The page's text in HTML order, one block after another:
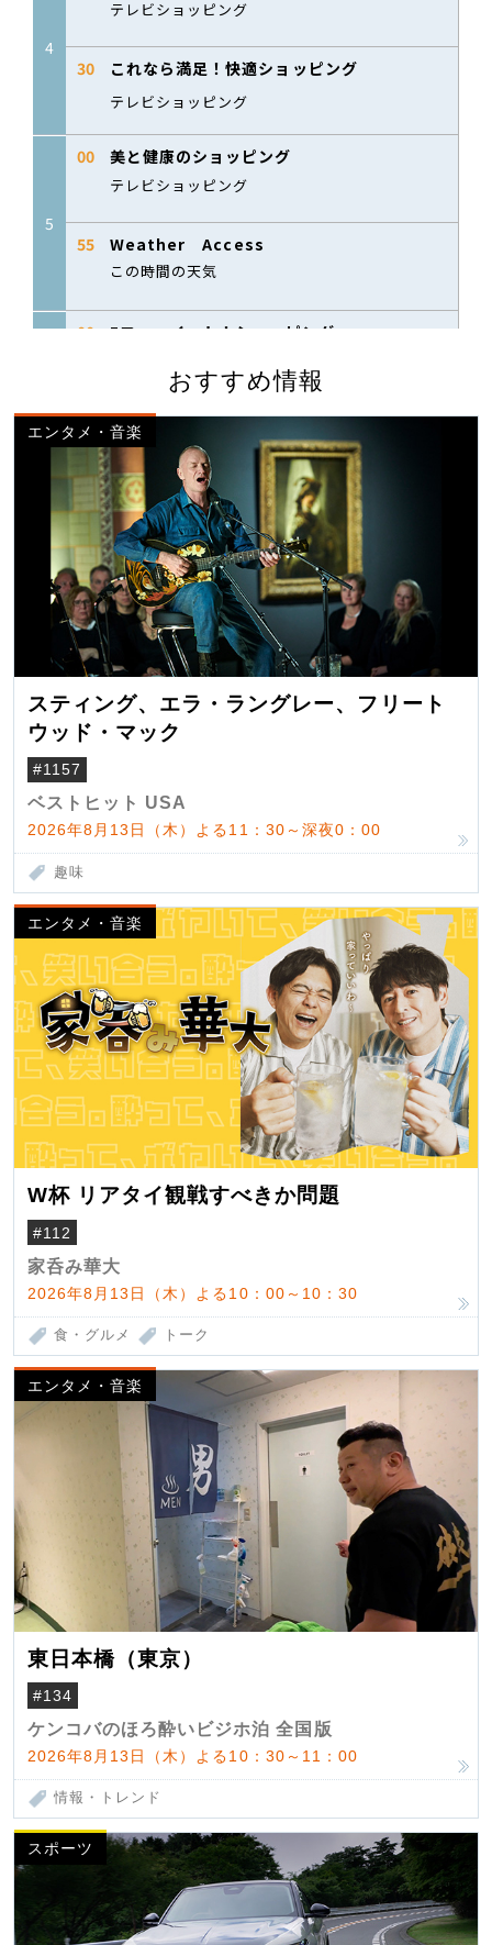
おすすめ情報
エンタメ・音楽
スティング、エラ・ラングレー、フリート
ウッド・マック
#1157
ベストヒット USA
2026年8月13日（木）よる11：30～深夜0：00
趣味
エンタメ・音楽
W杯 リアタイ観戦すべきか問題
#112
家呑み華大
2026年8月13日（木）よる10：00～10：30
食・グルメ トーク
エンタメ・音楽
東日本橋（東京）
#134
ケンコバのほろ酔いビジホ泊 全国版
2026年8月13日（木）よる10：30～11：00
情報・トレンド
スポーツ